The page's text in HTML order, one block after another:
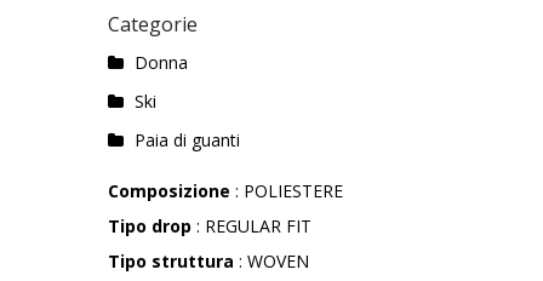
Categorie
Donna
Ski
Paia di guanti
Composizione : POLIESTERE
Tipo drop : REGULAR FIT
Tipo struttura : WOVEN